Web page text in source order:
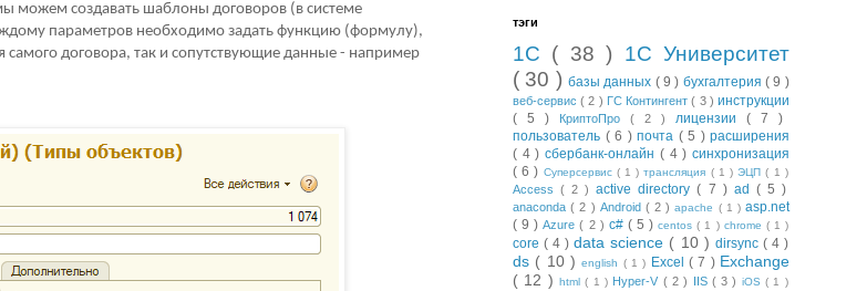
можем создавать шаблоны договоров (в системе
параметров необходимо задать функцию (формулу),
самого договора, так и сопутствующие данные - например
тэги
1С ( 38 ) 1С Университет
( 30 ) базы данных ( 9 ) бухгалтерия( 9 )
веб-сервис( 2 ) ГС Контингент( 3 )инструкции
( 5 )
КриптоПро ( 2 ) лицензии ( 7 )
пользователь ( 6 ) почта ( 5 ) расширения
( 4 )сбербанк-онлайн ( 4 )синхронизация
( 6 ) Суперсервис ( 1 )трансляция ( 1 )ЭЦП( 1 )
Access( 2 )active directory( 7 ) ad ( 5 )
anaconda( 2 ) Android ( 2 )apache ( 1 )asp.net
( 9 )Azure( 2 ) c# ( 5 )centos( 1 ) chrome ( 1 )
core( 4 )data science ( 10 ) dirsync ( 4 )
ds ( 10 )english ( 1 ) Excel( 7 ) Exchange
( 12 )
html( 1 ) Hyper-V ( 2 ) IIS ( 3 ) iOS( 1 )